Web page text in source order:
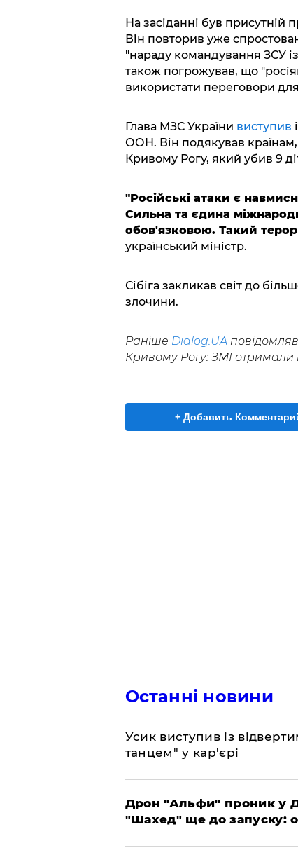
На засіданні був присутній
Він повторив уже
"нараду командування ЗСУ
також погрожував, що
використати переговори
Глава МЗС України виступив
ООН. Він подякував
Кривому Рогу, який убив 9
"Російські атаки є
Сильна та єдина
обов'язковою. Такий
український міністр.
Сібіга закликав світ до
злочини.
Раніше Dialog.UA
Кривому Рогу: ЗМІ отримали
+ Добавить
Останні новини
​Усик виступив із
танцем" у кар'єрі
​Дрон "Альфи" проник у
"Шахед" ще до запуску: